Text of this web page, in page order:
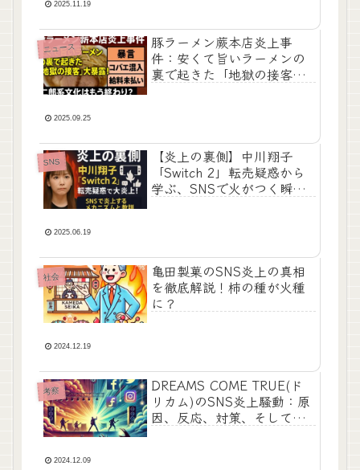
2025.11.19
ニュース
豚ラーメン蕨本店炎上事
件：安くて旨いラーメンの
裏で起きた「地獄の接客」
2025.09.25
SNS
【炎上の裏側】中川翔子
「Switch 2」転売疑惑から
学ぶ、SNSで火がつく瞬間
2025.06.19
社会
亀田製菓のSNS炎上の真相
を徹底解説！柿の種が火種
に？
2024.12.19
考察
DREAMS COME TRUE(ド
リカム)のSNS炎上騒動：原
因、反応、対策、そしてア
2024.12.09